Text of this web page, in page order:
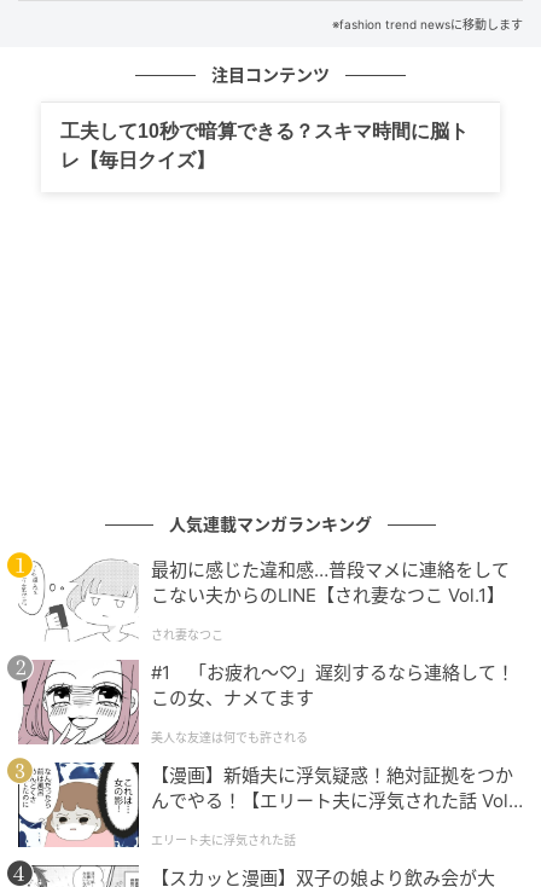
同色系のスウェットトップスを合わせ、セットアップ
※fashion trend newsに移動します
注目コンテンツ
工夫して10秒で暗算できる？スキマ時間に脳ト
レ【毎日クイズ】
人気連載マンガランキング
最初に感じた違和感…普段マメに連絡をして
こない夫からのLINE【され妻なつこ Vol.1】
され妻なつこ
#1 「お疲れ〜♡」遅刻するなら連絡して！
この女、ナメてます
美人な友達は何でも許される
【漫画】新婚夫に浮気疑惑！絶対証拠をつか
んでやる！【エリート夫に浮気された話 Vol.
エリート夫に浮気された話
【スカッと漫画】双子の娘より飲み会が大